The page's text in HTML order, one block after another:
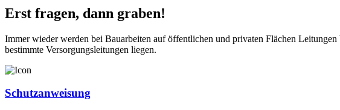
Erst fragen, dann graben!
Immer wieder werden bei Bauarbeiten auf öffentlichen und privaten Flächen
bestimmte Versorgungsleitungen liegen.
Schutzanweisung